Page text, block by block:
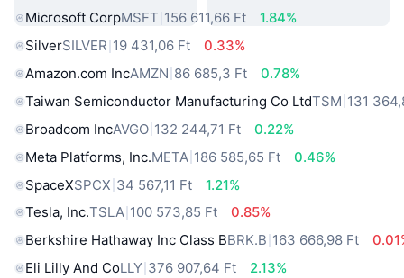
Microsoft CorpMSFT 156 611,66 Ft
1.84%
SilverSILVER 19 431,06 Ft
0.33%
Amazon.com IncAMZN 86 685,3 Ft
0.78%
Taiwan Semiconductor Manufacturing Co LtdTSM 131
Broadcom IncAVGO 132 244,71 Ft
0.22%
Meta Platforms, Inc.META 186 585,65 Ft
0.46%
SpaceXSPCX 34 567,11 Ft
1.21%
Tesla, Inc.TSLA 100 573,85 Ft
0.85%
Berkshire Hathaway Inc Class BBRK.B 163 666,98 Ft
Eli Lilly And CoLLY 376 907,64 Ft
2.13%